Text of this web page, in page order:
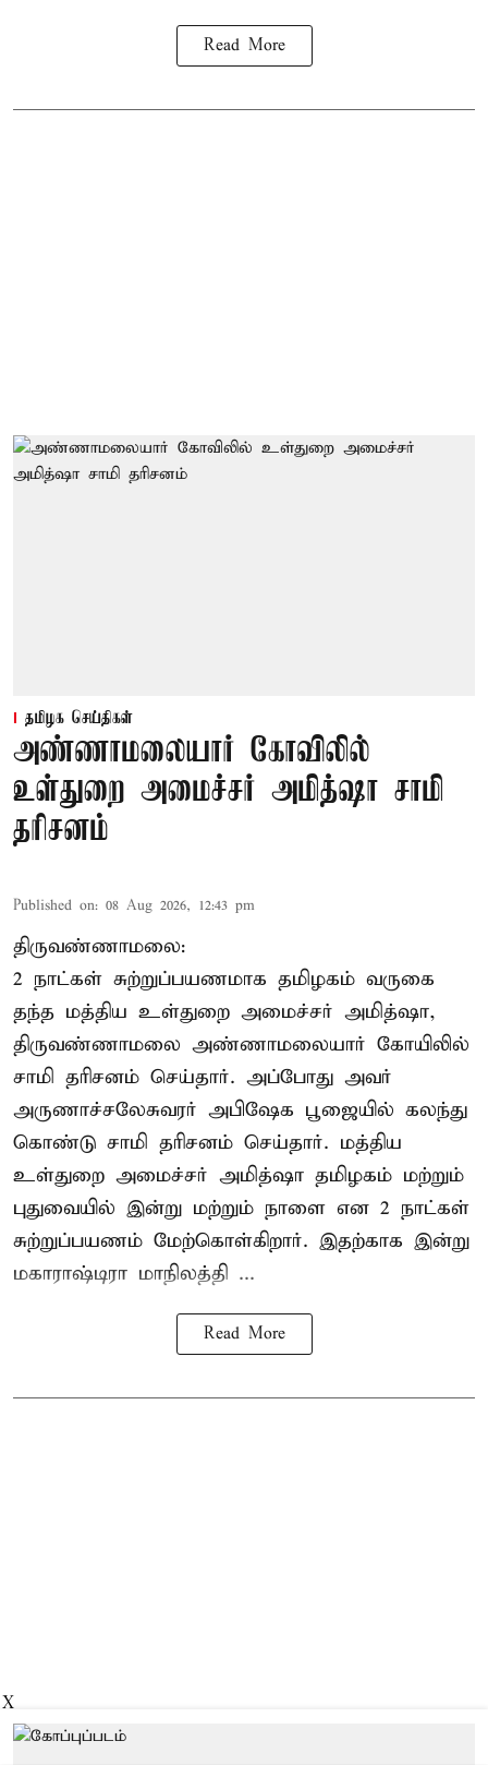
Read More
தமிழக செய்திகள்
அண்ணாமலையார் கோவிலில்
உள்துறை அமைச்சர் அமித்ஷா சாமி
தரிசனம்
Published on: 08 Aug 2026, 12:43 pm
திருவண்ணாமலை:
2 நாட்கள் சுற்றுப்பயணமாக தமிழகம் வருகை
தந்த மத்திய உள்துறை அமைச்சர் அமித்ஷா,
திருவண்ணாமலை அண்ணாமலையார் கோயிலில்
சாமி தரிசனம் செய்தார். அப்போது அவர்
அருணாச்சலேசுவரர் அபிஷேக பூஜையில் கலந்து
கொண்டு சாமி தரிசனம் செய்தார். மத்திய
உள்துறை அமைச்சர் அமித்ஷா தமிழகம் மற்றும்
புதுவையில் இன்று மற்றும் நாளை என 2 நாட்கள்
சுற்றுப்பயணம் மேற்கொள்கிறார். இதற்காக இன்று
மகாராஷ்டிரா மாநிலத்தி ...
Read More
X